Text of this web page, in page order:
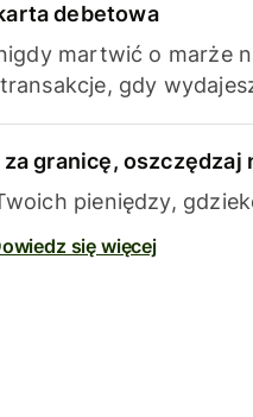
debetowa
martwić o marże
gdy
granicę, oszczędzaj
pieniędzy,
się więcej